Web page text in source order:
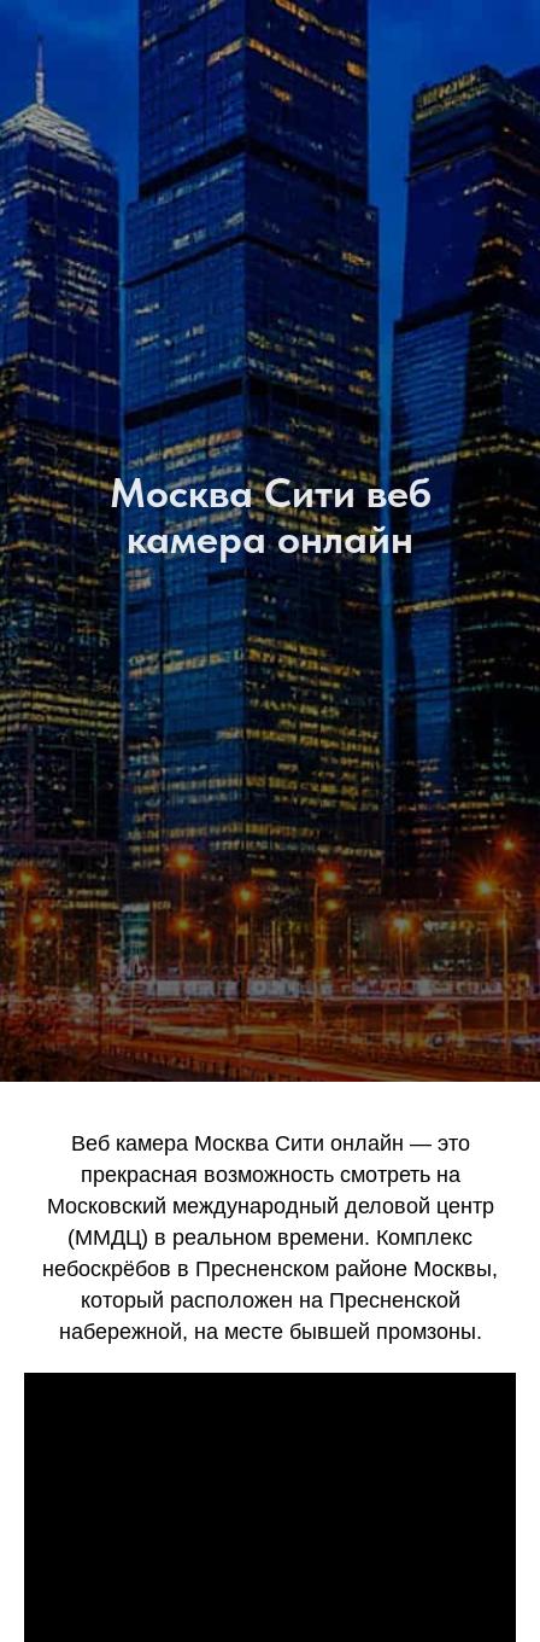
Москва Сити веб
камера онлайн
Веб камера Москва Сити онлайн — это
прекрасная возможность смотреть на
Московский международный деловой центр
(ММДЦ) в реальном времени. Комплекс
небоскрёбов в Пресненском районе Москвы,
который расположен на Пресненской
набережной, на месте бывшей промзоны.